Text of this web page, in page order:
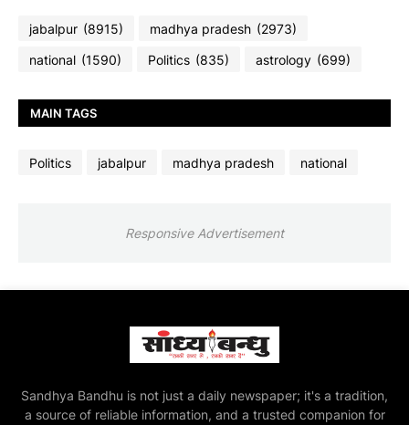
jabalpur (8915) madhya pradesh (2973)
national (1590) Politics (835) astrology (699)
MAIN TAGS
Politics jabalpur madhya pradesh national
Responsive Advertisement
Sandhya Bandhu is not just a daily newspaper; it's a tradition,
a source of reliable information, and a trusted companion for